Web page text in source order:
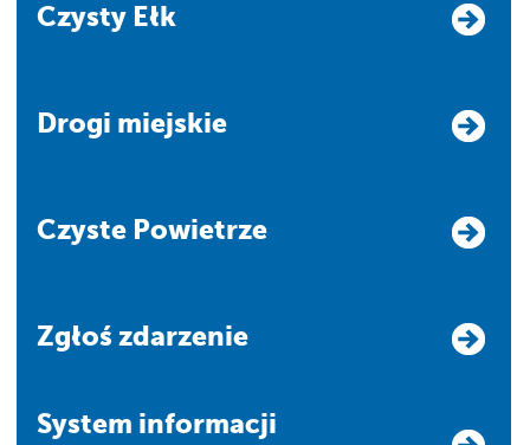
Czysty Ełk
Drogi miejskie
Czyste Powietrze
Zgłoś zdarzenie
system informacji